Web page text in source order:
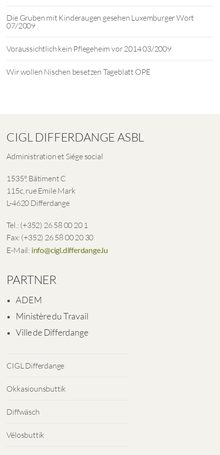
Die Gruben mit Kinderaugen gesehen Luxemburger Wort
07/2009
Voraussichtlich kein Pflegeheim vor 2014 03/2009
Wir wollen Nischen besetzen Tageblatt OPE
CIGL DIFFERDANGE ASBL
Administration et Siége social
1535°, Bâtiment C
115c, rue Emile Mark
L-4620 Differdange
Tel.: (+352) 26 58 00 20 1
Fax: (+352) 26 58 00 20 30
E-Mail: info@cigl.differdange.lu
PARTNER
ADEM
Ministère du Travail
Ville de Differdange
CIGL Differdange
Okkasiounsbuttik
Diffwäsch
Vëlosbuttik